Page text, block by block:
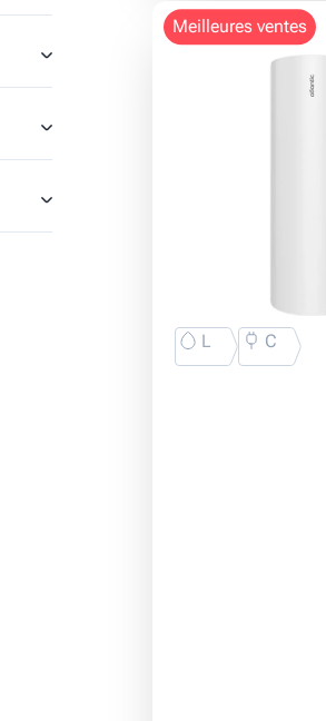
meilleures ventes
L C